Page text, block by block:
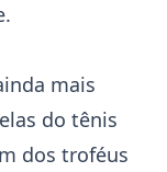
mais
do tênis
dos troféus